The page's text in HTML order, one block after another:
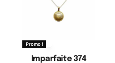
Promo !
Imparfaite 374